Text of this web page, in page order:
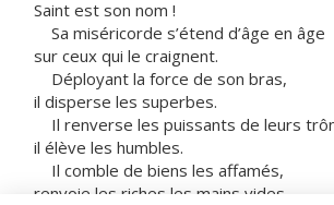
Saint est son nom !
Sa miséricorde s’étend d’âge en âge
sur ceux qui le craignent.
Déployant la force de son bras,
il disperse les superbes.
Il renverse les puissants de leurs
il élève les humbles.
Il comble de biens les affamés,
renvoie les riches les mains vides.